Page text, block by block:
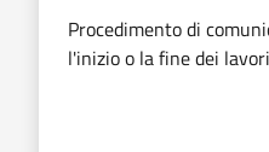
Procedimento di
l'inizio o la fine dei